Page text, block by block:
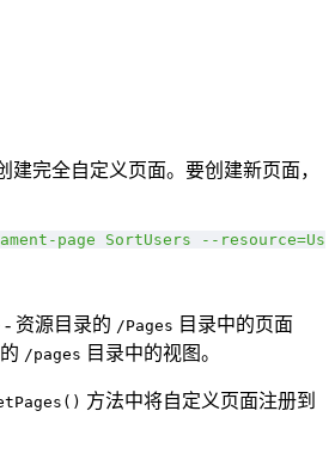
建完全自定义页面。要创建新页面，
page SortUsers --
资源目录的 /Pages 目录中的页面
/pages 目录中的视图。
方法中将自定义页面注册到